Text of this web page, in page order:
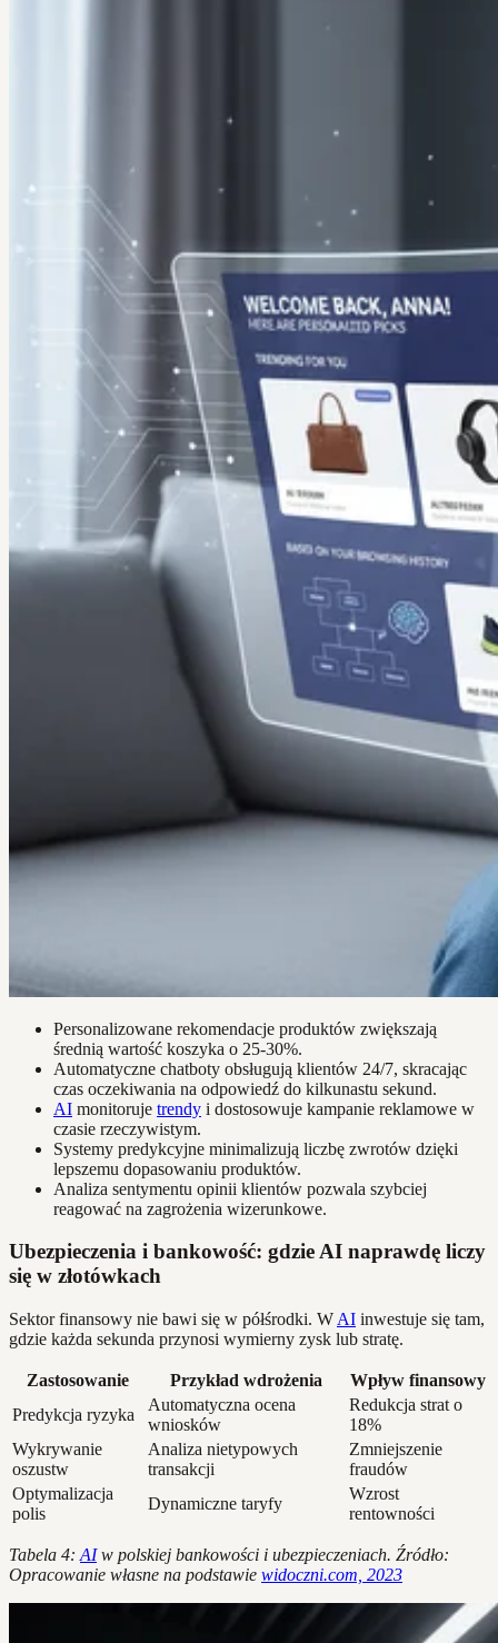
Personalizowane rekomendacje produktów zwiększają
średnią wartość koszyka o 25-30%.
Automatyczne chatboty obsługują klientów 24/7, skracając
czas oczekiwania na odpowiedź do kilkunastu sekund.
AI monitoruje trendy i dostosowuje kampanie reklamowe w
czasie rzeczywistym.
Systemy predykcyjne minimalizują liczbę zwrotów dzięki
lepszemu dopasowaniu produktów.
Analiza sentymentu opinii klientów pozwala szybciej
reagować na zagrożenia wizerunkowe.
Ubezpieczenia i bankowość: gdzie AI naprawdę liczy
się w złotówkach
Sektor finansowy nie bawi się w półśrodki. W AI inwestuje się tam,
gdzie każda sekunda przynosi wymierny zysk lub stratę.
Zastosowanie Przykład wdrożenia
Wpływ finansowy
Predykcja ryzyka
Automatyczna ocena
wniosków
Redukcja strat o
18%
Wykrywanie
oszustw
Analiza nietypowych
transakcji
Zmniejszenie
fraudów
Optymalizacja
polis
Dynamiczne taryfy
Wzrost
rentowności
Tabela 4: AIw polskiej bankowości i ubezpieczeniach. Źródło:
Opracowanie własne na podstawie widoczni.com, 2023